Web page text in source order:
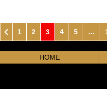
1 2 3 4 5 …
HOME